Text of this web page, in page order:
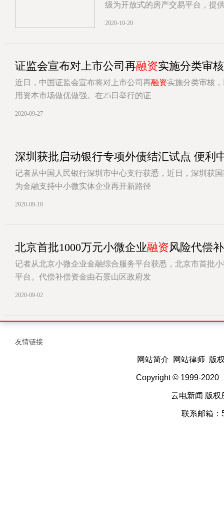
级为开放式的房产交易平台，提
2020-10-20
证监会宣布对上市公司再融资实施分类审核
近日，中国证监会宣布将对上市公司再融资实施分类审核
用资本市场做优做强。在25日举行的证
2020-09-27
深圳获批启动银行专项外债结汇试点 便利
记者从中国人民银行深圳市中心支行获悉，近日，深圳获
为金融支持中小微实体企业再开新路径
2020-09-10
北京首批1000万元小微企业融资风险代偿
记者从北京小微企业金融综合服务平台获悉，北京市首批
平台。代偿补偿资金由石景山区政府发
2020-09-02
友情链接:
网站简介 网站律师 版
Copyright © 1999-
云电新闻 版权
联系邮箱